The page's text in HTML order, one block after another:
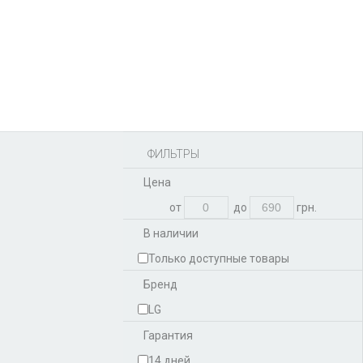
ФИЛЬТРЫ
Цена
от
до
грн.
В наличии
Только доступные товары
Бренд
LG
Гарантия